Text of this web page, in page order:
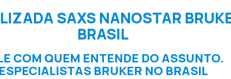
SAXS NANOSTAR
BRASIL
COM QUEM ENTENDE DO ASSUNTO.
ESPECIALISTAS BRUKER NO BRASIL